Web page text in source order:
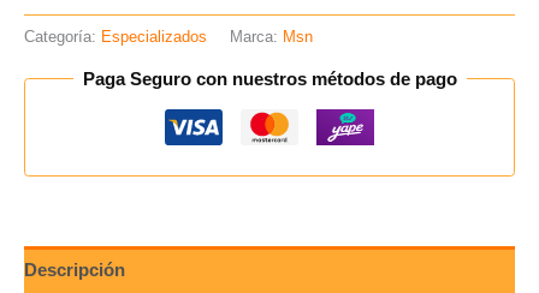
Categoría: Especializados Marca: Msn
Paga Seguro con nuestros métodos de pago
Descripción